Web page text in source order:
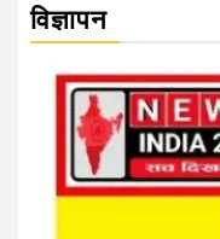
विज्ञापन